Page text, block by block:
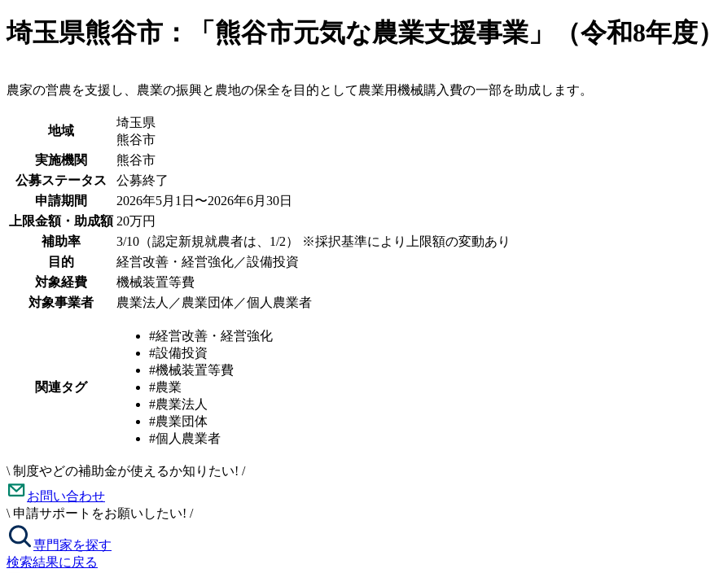
埼玉県熊谷市：「熊谷市元気な農業支援事業」（令和8年度）
農家の営農を支援し、農業の振興と農地の保全を目的として農業用機械購入費の一部を助成します。
地域
埼玉県
熊谷市
実施機関
熊谷市
公募ステータス
公募終了
申請期間
2026年5月1日〜2026年6月30日
上限金額・助成額 20万円
補助率
3/10（認定新規就農者は、1/2） ※採択基準により上限額の変動あり
目的
経営改善・経営強化／設備投資
対象経費
機械装置等費
対象事業者
農業法人／農業団体／個人農業者
関連タグ
#経営改善・経営強化
#設備投資
#機械装置等費
#農業
#農業法人
#農業団体
#個人農業者
\ 制度やどの補助金が使えるか知りたい! /
お問い合わせ
\ 申請サポートをお願いしたい! /
専門家を探す
検索結果に戻る